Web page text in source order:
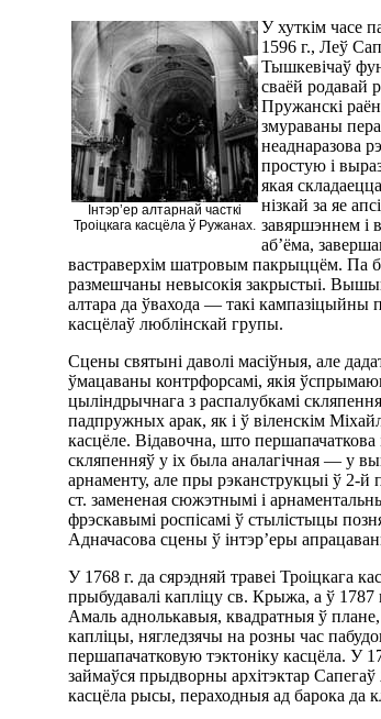
Інтэр’ер алтарнай часткі
Троіцкага касцёла ў Ружанах.
У хуткім часе
1596 г., Леў
Тышкевічаў
сваёй родавай
Пружанскі
змураваны
неаднаразова
простую і
якая
нізкай за яе
завяршэннем і
аб’ёма,
вастраверхім шатровым пакрыццём. Па
размешчаны невысокія закрыстыі.
алтара да ўвахода — такі
касцёлаў люблінскай групы.
Сцены святыні даволі масіўныя, але
ўмацаваны контрфорсамі, якія
цыліндрычнага з распалубкамі
падпружных арак, як і ў віленскім
касцёле. Відавочна, што першапачаткова
скляпенняў у іх была аналагічная — у
арнаменту, але пры рэканструкцыі ў 2-й
ст. замененая сюжэтнымі і
фрэскавымі роспісамі ў стылістыцы
Адначасова сцены ў інтэр’еры
У 1768 г. да сярэдняй травеі Троіцкага
прыбудавалі капліцу св. Крыжа, а ў
Амаль аднолькавыя, квадратныя ў
капліцы, нягледзячы на розны час
першапачатковую тэктоніку касцёла. У
займаўся прыдворны архітэктар
касцёла рысы, пераходныя ад барока да